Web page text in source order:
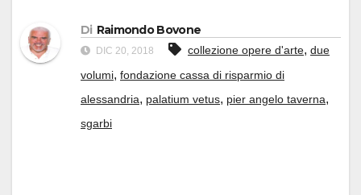
Di Raimondo Bovone
DIC 20, 2018 collezione opere d'arte, due
volumi, fondazione cassa di risparmio di
alessandria, palatium vetus, pier angelo taverna,
sgarbi